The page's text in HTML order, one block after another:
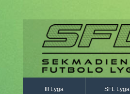
III Lyga SFL Lyga